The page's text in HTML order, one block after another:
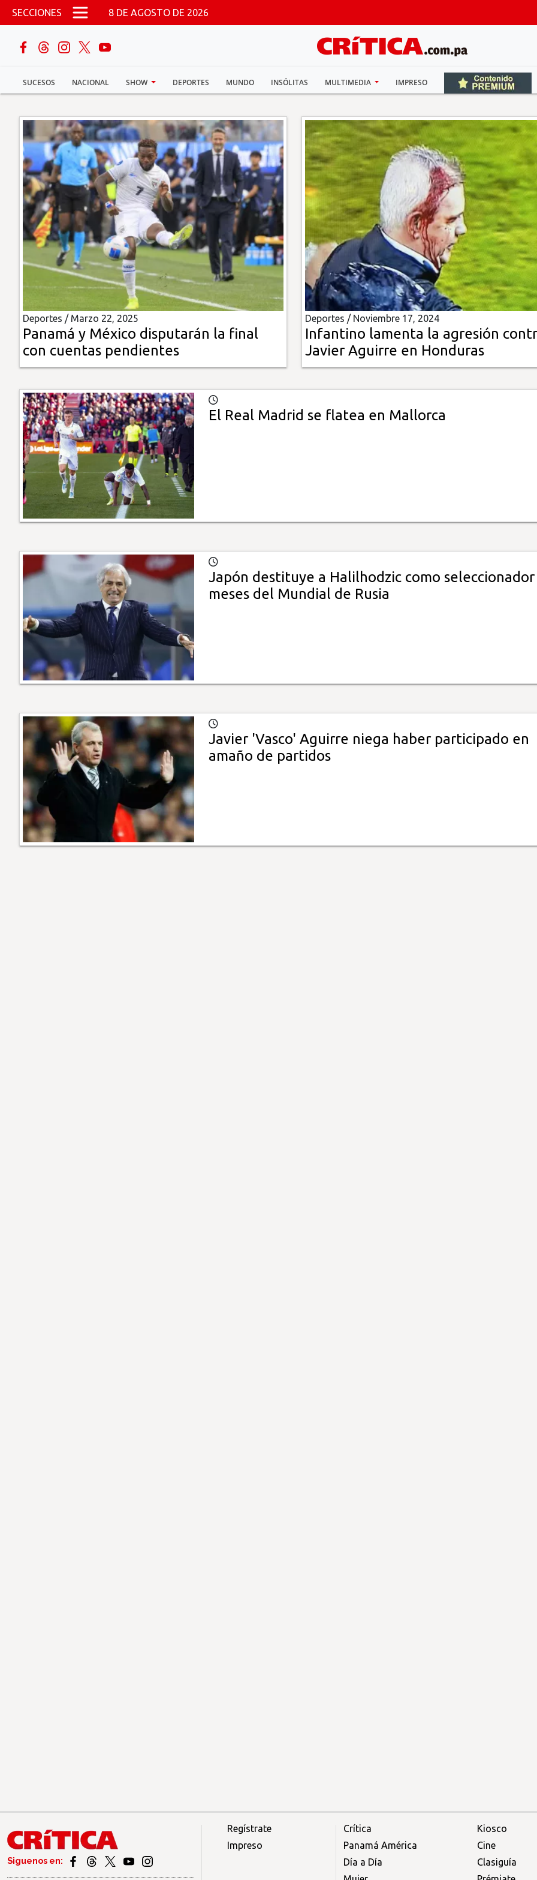
Pasar al contenido principal
SECCIONES 8 DE AGOSTO DE 2026
SUCESOS NACIONAL SHOW DEPORTES MUNDO INSÓLITAS MULTIMEDIA IMPRESO
buscar
Sucesos
Nacional
Política
Show
Deportes
Insólitas
Multimedia
Impreso
Deportes / Marzo 22, 2025
Panamá y México disputarán la final
con cuentas pendientes
Deportes / Noviembre 17, 2024
Infantino lamenta la agresión
Javier Aguirre en Honduras
El Real Madrid se flatea en Mallorca
Japón destituye a Halilhodzic como seleccionador
meses del Mundial de Rusia
Javier 'Vasco' Aguirre niega haber participado en
amaño de partidos
Siguenos en:
Regístrate
Impreso
Crítica
Panamá América
Día a Día
Kiosco
Cine
Clasiguía